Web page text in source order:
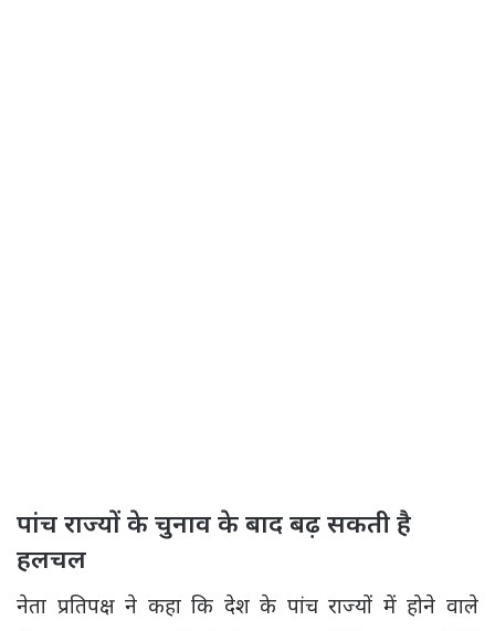
पांच राज्यों के चुनाव के बाद बढ़ सकती है
हलचल
नेता प्रतिपक्ष ने कहा कि देश के पांच राज्यों में होने वाले